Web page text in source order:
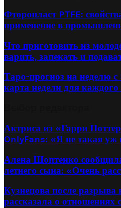
Фторопласт PTFE:
применение в
Что приготовить из
варить, запекать и
Таро-прогноз на неделю с
карта недели для каждого
Актриса из «Гарри
OnlyFans: «Я не такая уж
Алена Шоптенко
летнего сына: «Очень
Кузнецова после разрыва
рассказала о